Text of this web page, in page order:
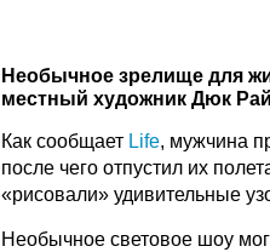
Необычное зрелище для
местный художник Дюк
Как сообщает Life, мужчина
после чего отпустил их
«рисовали» удивительные
Необычное световое шоу